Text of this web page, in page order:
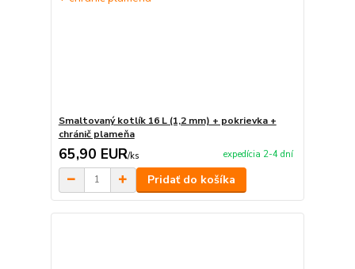
Smaltovaný kotlík 16 L (1,2 mm) + pokrievka +
chránič plameňa
65,90 EUR/ks expedícia 2-4 dní
Pridať do košíka